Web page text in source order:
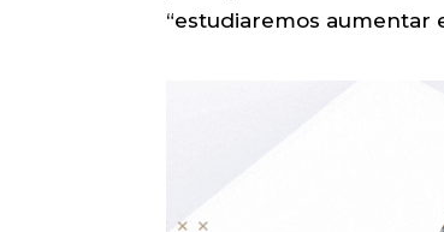
“estudiaremos aumentar